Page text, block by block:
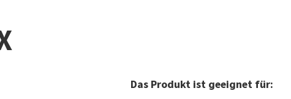
Das Produkt ist geeignet für: